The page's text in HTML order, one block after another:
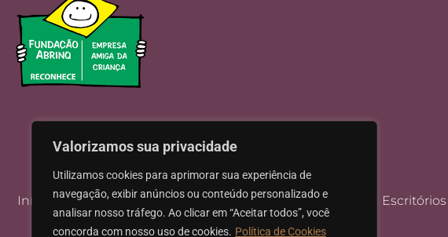
Valorizamos sua privacidade
Utilizamos cookies para aprimorar sua experiência de
navegação, exibir anúncios ou conteúdo personalizado e
analisar nosso tráfego. Ao clicar em “Aceitar todos”, você
concorda com nosso uso de cookies. Política de Cookies
Início Institucional Áreas de Atuação Escritórios